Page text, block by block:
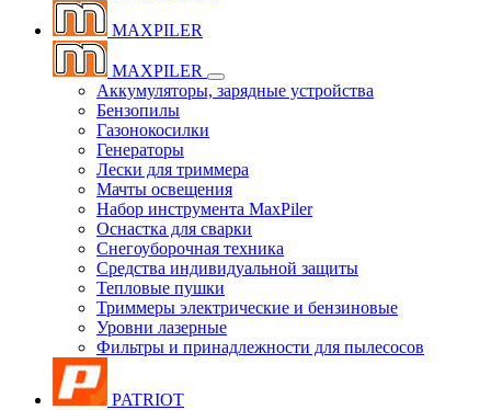
MAXPILER
MAXPILER
Аккумуляторы, зарядные устройства
Бензопилы
Газонокосилки
Генераторы
Лески для триммера
Мачты освещения
Набор инструмента MaxPiler
Оснастка для сварки
Снегоуборочная техника
Средства индивидуальной защиты
Тепловые пушки
Триммеры электрические и бензиновые
Уровни лазерные
Фильтры и принадлежности для пылесосов
PATRIOT